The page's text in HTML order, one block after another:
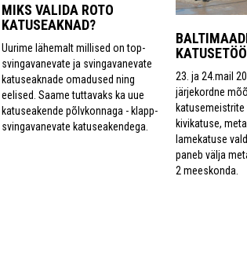
MIKS VALIDA ROTO
KATUSEAKNAD?
Uurime lähemalt millised on top-
svingavanevate ja svingavanevate
katuseaknade omadused ning
eelised. Saame tuttavaks ka uue
katuseakende põlvkonnaga - klapp-
svingavanevate katuseakendega.
23. ja 24.mail
järjekordne
kivikatuse,
lamekatuse
paneb välja
2 meeskonda.